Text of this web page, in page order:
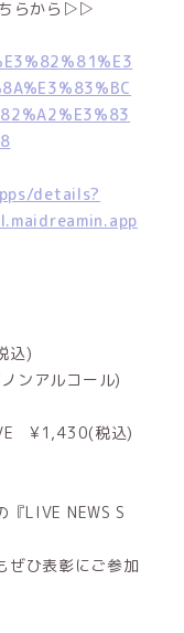
ちらから▷▷
details?
込)
ノンアルコール)
¥1,430(税込)
LIVE NEWS S
ぜひ表彰にご参加